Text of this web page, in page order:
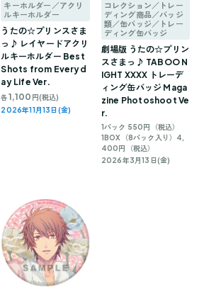
キーホルダー／アクリ
ルキーホルダー
うたの☆プリンスさま
っ♪ レイヤードアクリ
ルキーホルダー Best
Shots from Everyd
ay Life Ver.
各1,100 円(税込)
2026年11月13日(金)
コレクション／トレー
ディング商品／バッジ
類／缶バッジ／トレー
ディング缶バッジ
劇場版 うたの☆プリン
スさまっ♪ TABOO N
IGHT XXXX トレーデ
ィング缶バッジ Maga
zine Photoshoot Ve
r.
1パック 550円（税込）
1BOX（8パック入り）4,
400円（税込）
2026年3月13日(金)